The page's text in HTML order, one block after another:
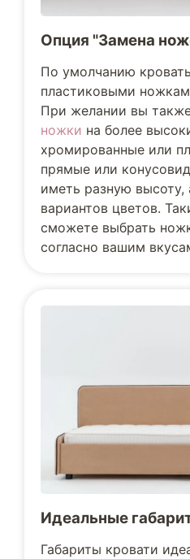
Опция "Замена
По умолчанию
пластиковыми
При желании вы
ножки на более
хромированные или
прямые или
иметь разную высоту,
вариантов цветов.
сможете выбрать
согласно вашим
Идеальные
Габариты кровати